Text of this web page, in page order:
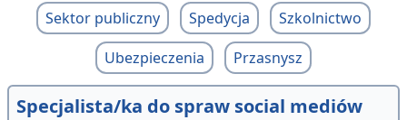
Sektor publiczny
Spedycja
Szkolnictwo
Ubezpieczenia
Przasnysz
Specjalista/ka do spraw social mediów